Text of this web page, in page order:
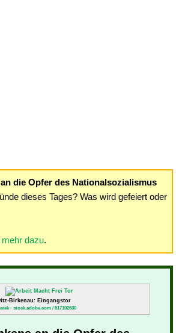
die Opfer des Nationalsozialismus
dieses Tages? Was wird gefeiert oder
mehr dazu.
Birkenau: Eingangstor
- stock.adobe.com / 517102630